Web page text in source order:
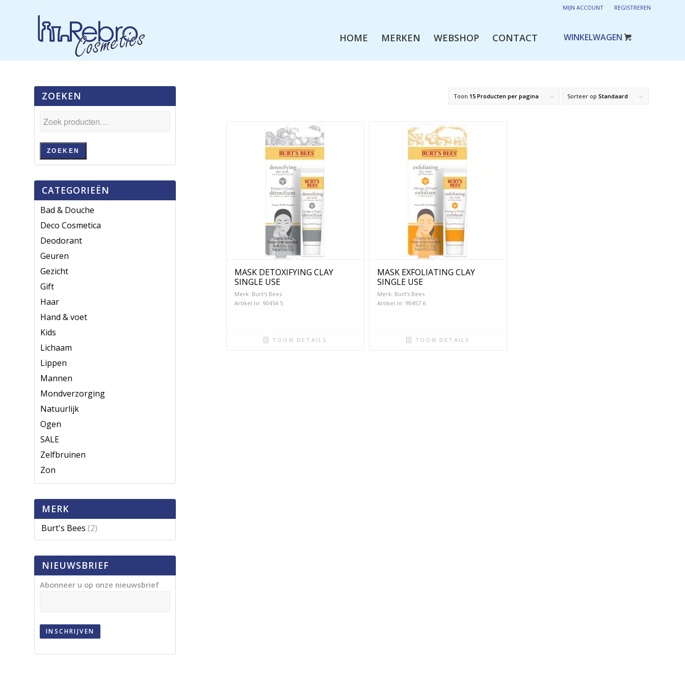
MIJN ACCOUNT REGISTREREN
HOME MERKEN WEBSHOP CONTACT
Sorteer op Standaard
Toon 15 Producten per pagina
MASK DETOXIFYING CLAY
SINGLE USE
Merk: Burt's Bees
Artikel nr: 90454 5
TOON DETAILS
MASK EXFOLIATING CLAY
SINGLE USE
Merk: Burt's Bees
Artikel nr: 90457 6
TOON DETAILS
ZOEKEN
ZOEKEN
CATEGORIEËN
Bad & Douche
Deco Cosmetica
Deodorant
Geuren
Gezicht
Gift
Haar
Hand & voet
Kids
Lichaam
Lippen
Mannen
Mondverzorging
Natuurlijk
Ogen
SALE
Zelfbruinen
Zon
MERK
Burt's Bees (2)
NIEUWSBRIEF
Abonneer u op onze nieuwsbrief
INSCHRIJVEN